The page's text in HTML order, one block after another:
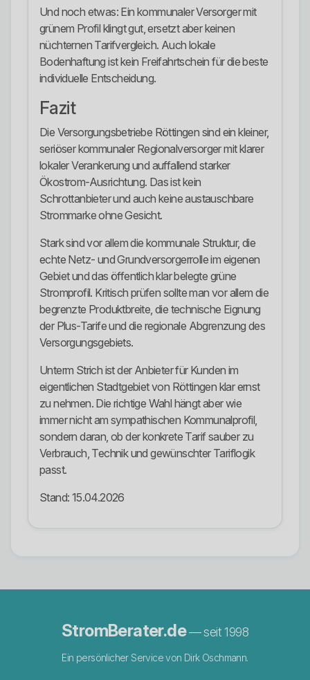
Und noch etwas: Ein kommunaler Versorger mit
grünem Profil klingt gut, ersetzt aber keinen
nüchternen Tarifvergleich. Auch lokale
Bodenhaftung ist kein Freifahrtschein für die beste
individuelle Entscheidung.
Fazit
Die Versorgungsbetriebe Röttingen sind ein kleiner,
seriöser kommunaler Regionalversorger mit klarer
lokaler Verankerung und auffallend starker
Ökostrom-Ausrichtung. Das ist kein
Schrottanbieter und auch keine austauschbare
Strommarke ohne Gesicht.
Stark sind vor allem die kommunale Struktur, die
echte Netz- und Grundversorgerrolle im eigenen
Gebiet und das öffentlich klar belegte grüne
Stromprofil. Kritisch prüfen sollte man vor allem die
begrenzte Produktbreite, die technische Eignung
der Plus-Tarife und die regionale Abgrenzung des
Versorgungsgebiets.
Unterm Strich ist der Anbieter für Kunden im
eigentlichen Stadtgebiet von Röttingen klar ernst
zu nehmen. Die richtige Wahl hängt aber wie
immer nicht am sympathischen Kommunalprofil,
sondern daran, ob der konkrete Tarif sauber zu
Verbrauch, Technik und gewünschter Tariflogik
passt.
Stand: 15.04.2026
StromBerater.de— seit 1998
Ein persönlicher Service von Dirk Oschmann.